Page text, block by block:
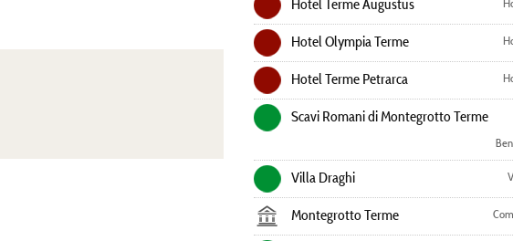
Hotel Olympia Terme
Hotel Terme Petrarca
Scavi Romani di Montegrotto Terme
Villa Draghi
Montegrotto Terme